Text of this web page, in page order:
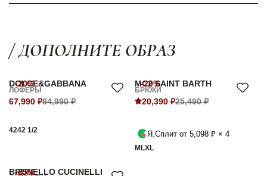
/ ДОПОЛНИТЕ ОБРАЗ
-20%
DOLCE&GABBANA
ЛОФЕРЫ
67,990 ₽84,990 ₽
4242 1/2
-20%
MC2 SAINT BARTH
БРЮКИ
20,390 ₽25,490 ₽
Я.Сплит от 5,098 ₽ × 4
M LXL
-25%
BRUNELLO CUCINELLI